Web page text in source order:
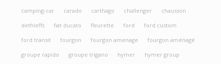
camping-car
carado carthago challenger
chausson
dethleffs
fiat ducato fleurette ford
ford custom
ford transit
fourgon fourgon amenage
fourgon aménagé
groupe rapido
groupe trigano hymer
hymer group